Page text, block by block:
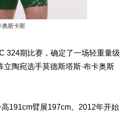
奥斯卡斯
324期比赛，确定了一场轻重量级
陶宛选手莫德斯塔斯·布卡奥斯
191cm臂展197cm。2012年开始